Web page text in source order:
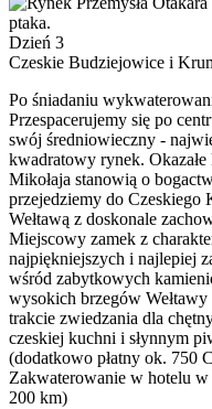
Dzień 3
Czeskie Budziejowice i
Po śniadaniu
Przespacerujemy się po
swój średniowieczny -
kwadratowy rynek. Okazałe
Mikołaja stanowią o
przejedziemy do Czeskiego
Wełtawą z doskonale
Miejscowy zamek z
najpiękniejszych i najlepiej
wśród zabytkowych
wysokich brzegów
trakcie zwiedzania dla
czeskiej kuchni i słynnym
(dodatkowo płatny ok. 750
Zakwaterowanie w hotelu
200 km)